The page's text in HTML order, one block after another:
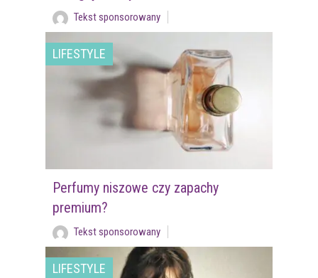
Tekst sponsorowany
LIFESTYLE
Perfumy niszowe czy zapachy
premium?
Tekst sponsorowany
LIFESTYLE